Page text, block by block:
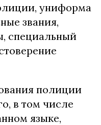
униформа
звания,
специальный
полиции
в том числе
языке,